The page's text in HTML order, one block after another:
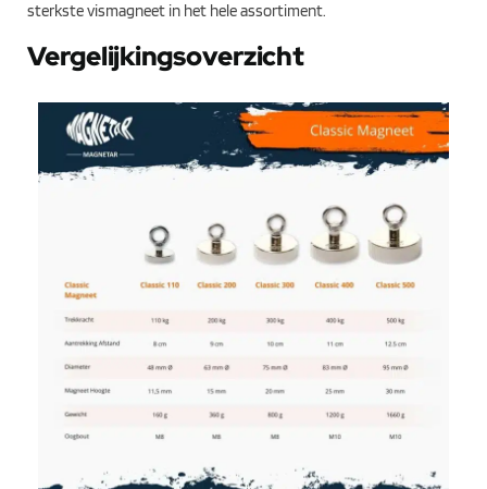
sterkste vismagneet in het hele assortiment.
Vergelijkingsoverzicht